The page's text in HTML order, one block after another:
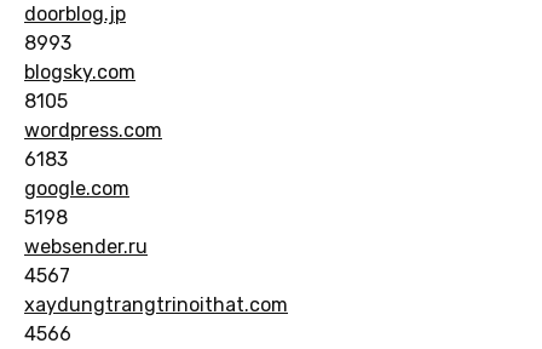
doorblog.jp
8993
blogsky.com
8105
wordpress.com
6183
google.com
5198
websender.ru
4567
xaydungtrangtrinoithat.com
4566